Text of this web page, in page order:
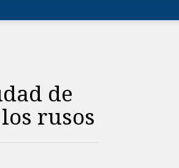
de
rusos